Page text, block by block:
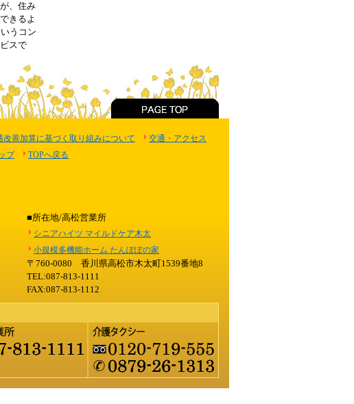
、住み
きるよ
うコン
スで
改善加算に基づく取り組みについて
交通・アクセス
プ TOPへ戻る
■所在地/高松営業所
シニアハイツ マイルドケア木太
小規模多機能ホーム たんぽぽの家
〒760-0080 香川県高松市木太町1539番地8
TEL:087-813-1111
FAX:087-813-1112